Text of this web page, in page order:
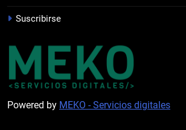
PROFESIONAL
INFANTILES VS
COMUNICACIONES
Suscribirse
Powered by MEKO - Servicios digitales